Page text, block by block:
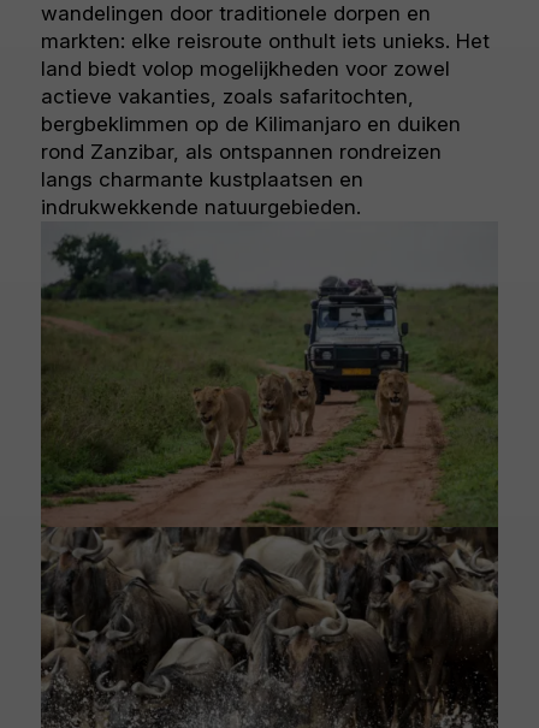
wandelingen door traditionele dorpen en
markten: elke reisroute onthult iets unieks. Het
land biedt volop mogelijkheden voor zowel
actieve vakanties, zoals safaritochten,
bergbeklimmen op de Kilimanjaro en duiken
rond Zanzibar, als ontspannen rondreizen
langs charmante kustplaatsen en
indrukwekkende natuurgebieden.